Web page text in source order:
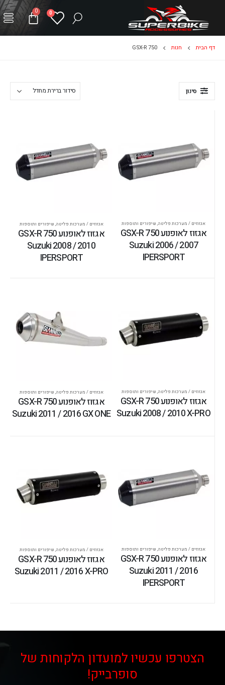
0
0
דף הבית חנות GSX-R 750
סינון
אגזוזים / מערכות פליטה, שיפורים ותוספות
אגזוז לאופנוע GSX-R 750
Suzuki 2006 / 2007
IPERSPORT
אגזוזים / מערכות פליטה, שיפורים ותוספות
אגזוז לאופנוע GSX-R 750
Suzuki 2008 / 2010
IPERSPORT
אגזוזים / מערכות פליטה, שיפורים ותוספות
אגזוז לאופנוע GSX-R 750
Suzuki 2008 / 2010 X-PRO
אגזוזים / מערכות פליטה, שיפורים ותוספות
אגזוז לאופנוע GSX-R 750
Suzuki 2011 / 2016 GX ONE
אגזוזים / מערכות פליטה, שיפורים ותוספות
אגזוז לאופנוע GSX-R 750
Suzuki 2011 / 2016
IPERSPORT
אגזוזים / מערכות פליטה, שיפורים ותוספות
אגזוז לאופנוע GSX-R 750
Suzuki 2011 / 2016 X-PRO
הצטרפו עכשיו למועדון הלקוחות של
סופרבייק!